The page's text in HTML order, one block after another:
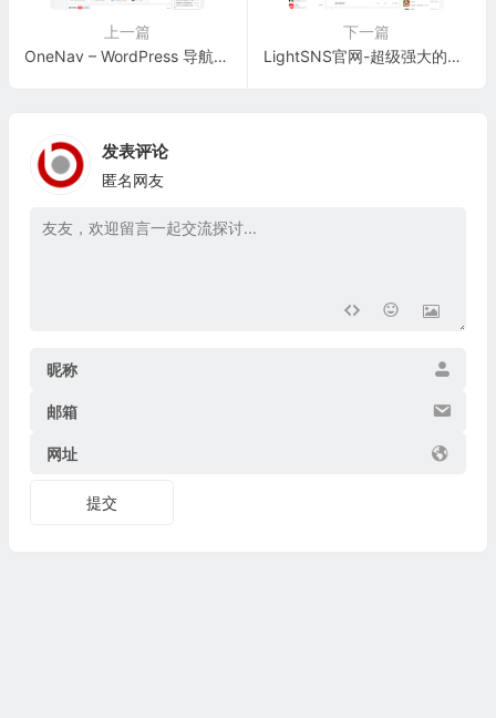
上一篇
OneNav – WordPress 导航主题，集网址、资源、资讯的导航主题 – 一为主题
下一篇
LightSNS官网-超级强大的轻社交系统&轻论坛&轻社区论坛程序-LightSNS
发表评论
匿名网友
昵称
邮箱
网址
提交